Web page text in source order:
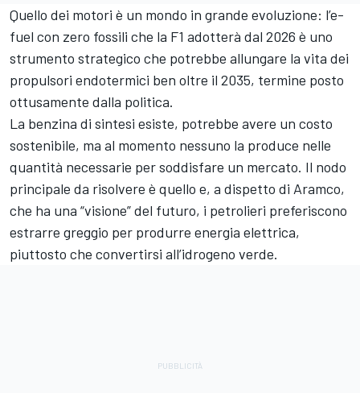
Quello dei motori è un mondo in grande evoluzione: l’e-
fuel con zero fossili che la F1 adotterà dal 2026 è uno
strumento strategico che potrebbe allungare la vita dei
propulsori endotermici ben oltre il 2035, termine posto
ottusamente dalla politica.
La benzina di sintesi esiste, potrebbe avere un costo
sostenibile, ma al momento nessuno la produce nelle
quantità necessarie per soddisfare un mercato. Il nodo
principale da risolvere è quello e, a dispetto di Aramco,
che ha una “visione” del futuro, i petrolieri preferiscono
estrarre greggio per produrre energia elettrica,
piuttosto che convertirsi all’idrogeno verde.